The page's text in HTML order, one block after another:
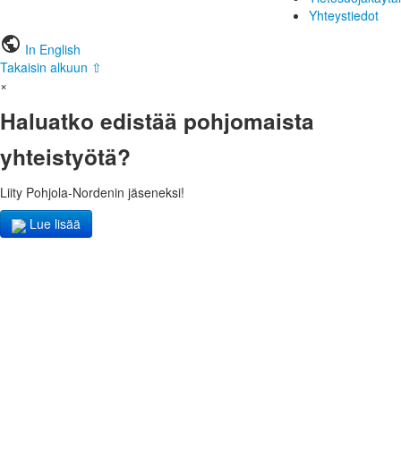
Yhteystiedot
public In English
Takaisin alkuun ⇧
×
Haluatko edistää pohjomaista
yhteistyötä?
Liity Pohjola-Nordenin jäseneksi!
Lue lisää